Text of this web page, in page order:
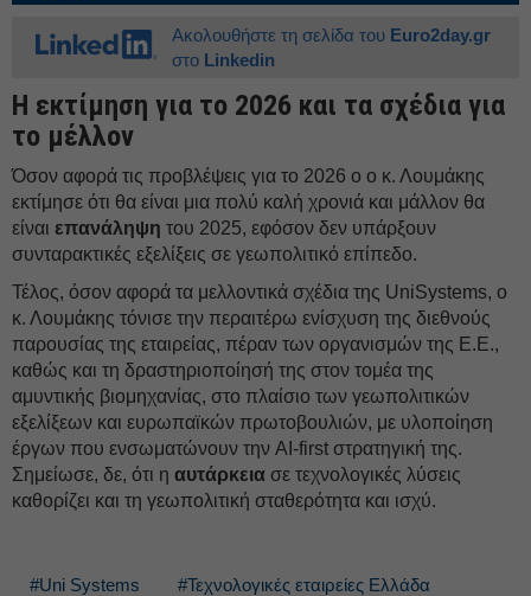
Ακολουθήστε τη σελίδα του Euro2day.gr
στο Linkedin
Η εκτίμηση για το 2026 και τα σχέδια για
το μέλλον
Όσον αφορά τις προβλέψεις για το 2026 ο ο κ. Λουμάκης
εκτίμησε ότι θα είναι μια πολύ καλή χρονιά και μάλλον θα
είναι επανάληψη του 2025, εφόσον δεν υπάρξουν
συνταρακτικές εξελίξεις σε γεωπολιτικό επίπεδο.
Τέλος, όσον αφορά τα μελλοντικά σχέδια της UniSystems, ο
κ. Λουμάκης τόνισε την περαιτέρω ενίσχυση της διεθνούς
παρουσίας της εταιρείας, πέραν των οργανισμών της Ε.Ε.,
καθώς και τη δραστηριοποίησή της στον τομέα της
αμυντικής βιομηχανίας, στο πλαίσιο των γεωπολιτικών
εξελίξεων και ευρωπαϊκών πρωτοβουλιών, με υλοποίηση
έργων που ενσωματώνουν την AI‑first στρατηγική της.
Σημείωσε, δε, ότι η αυτάρκεια σε τεχνολογικές λύσεις
καθορίζει και τη γεωπολιτική σταθερότητα και ισχύ.
#Uni Systems #Τεχνολογικές εταιρείες Ελλάδα